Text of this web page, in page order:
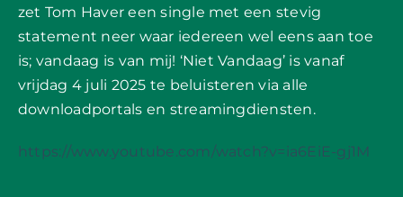
zet Tom Haver een single met een stevig
statement neer waar iedereen wel eens aan toe
is; vandaag is van mij! ‘Niet Vandaag’ is vanaf
vrijdag 4 juli 2025 te beluisteren via alle
downloadportals en streamingdiensten.
https://www.youtube.com/watch?v=ia6EiE-gj1M